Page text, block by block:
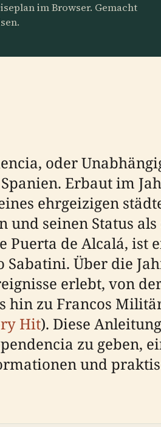
im Browser. Gemacht
oder
Erbaut im
ehrgeizigen
seinen Status
Puerta de Alcalá,
Sabatini. Über die
erlebt, von
hin zu Francos
Hit). Diese
zu geben,
und